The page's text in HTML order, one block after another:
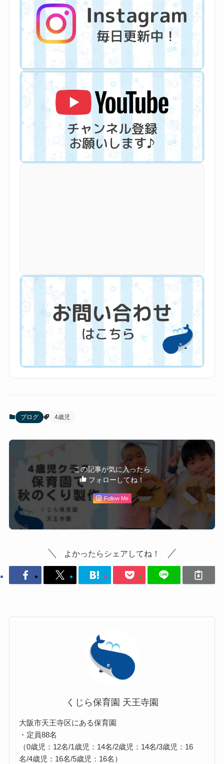
ブログ 4歳児
この記事が気に入ったら
フォローしてね！
Follow Me
よかったらシェアしてね！
くじら保育園 天王寺園
大阪市天王寺区にある保育園
・定員88名
（0歳児：12名/1歳児：14名/2歳児：14名/3歳児：16
名/4歳児：16名/5歳児：16名）